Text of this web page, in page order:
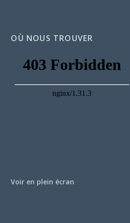
OÙ NOUS TROUVER
Voir en plein écran